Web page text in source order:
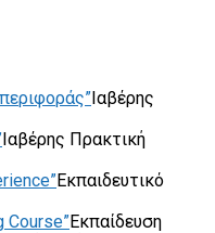
Ιαβέρης
Ιαβέρης Πρακτική
Εκπαιδευτικό
Course”Εκπαίδευση